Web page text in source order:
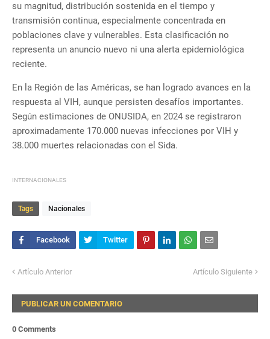
su magnitud, distribución sostenida en el tiempo y
transmisión continua, especialmente concentrada en
poblaciones clave y vulnerables. Esta clasificación no
representa un anuncio nuevo ni una alerta epidemiológica
reciente.
En la Región de las Américas, se han logrado avances en la
respuesta al VIH, aunque persisten desafíos importantes.
Según estimaciones de ONUSIDA, en 2024 se registraron
aproximadamente 170.000 nuevas infecciones por VIH y
38.000 muertes relacionadas con el Sida.
INTERNACIONALES
Tags Nacionales
Artículo Anterior Artículo Siguiente
PUBLICAR UN COMENTARIO
0 Comments